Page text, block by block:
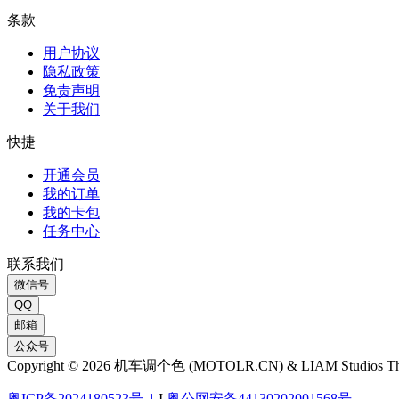
条款
用户协议
隐私政策
免责声明
关于我们
快捷
开通会员
我的订单
我的卡包
任务中心
联系我们
微信号
QQ
邮箱
公众号
Copyright © 2026 机车调个色 (MOTOLR.CN) & LIAM Studios